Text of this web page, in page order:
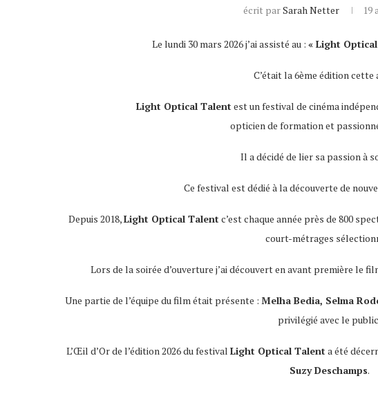
écrit parSarah Netter 19
Le lundi 30 mars 2026 j’ai assisté au :« Light
C’était la 6ème édition cette
Light Optical Talent est un festival de cinéma
opticien de formation et
Il a décidé de lier sa passion à
Ce festival est dédié à la découverte de
Depuis 2018,Light Optical Talent c’est chaque année près de 800
court-métrages
Lors de la soirée d’ouverture j’ai découvert en avant première le
Une partie de l’équipe du film était présente :Melha Bedia, Selma
privilégié avec le
L’Œil d’Or de l’édition 2026 du festival Light Optical Talent a été
Suzy Deschamps.